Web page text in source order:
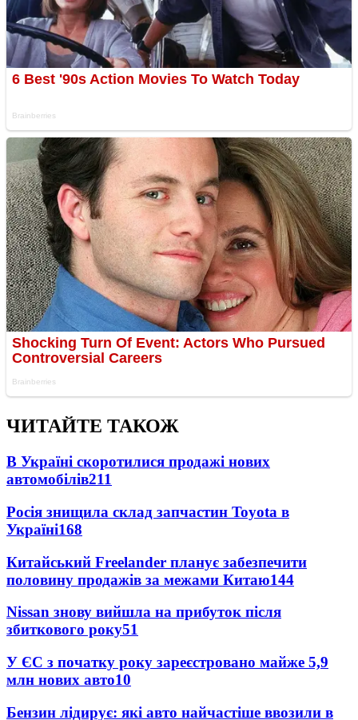
ЧИТАЙТЕ ТАКОЖ
В Україні скоротилися продажі нових
автомобілів211
Росія знищила склад запчастин Toyota в
Україні168
Китайський Freelander планує забезпечити
половину продажів за межами Китаю144
Nissan знову вийшла на прибуток після
збиткового року51
У ЄС з початку року зареєстровано майже 5,9
млн нових авто10
Бензин лідирує: які авто найчастіше ввозили в